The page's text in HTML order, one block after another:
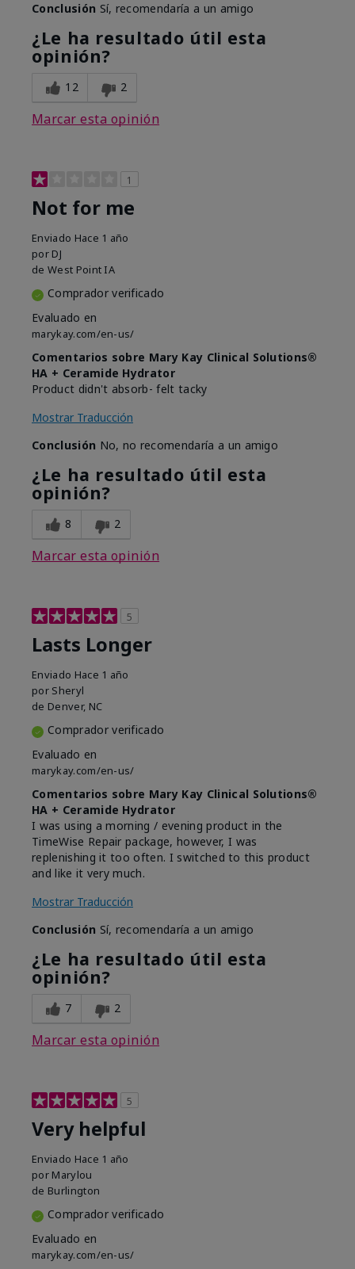
Conclusión Sí, recomendaría a un amigo
¿Le ha resultado útil esta
opinión?
12 2
Marcar esta opinión
1
Not for me
Enviado Hace 1 año
por DJ
de West Point IA
Comprador verificado
Evaluado en
marykay.com/en-us/
Comentarios sobre Mary Kay Clinical Solutions®
HA + Ceramide Hydrator
Product didn't absorb- felt tacky
Mostrar Traducción
Conclusión No, no recomendaría a un amigo
¿Le ha resultado útil esta
opinión?
8 2
Marcar esta opinión
5
Lasts Longer
Enviado Hace 1 año
por Sheryl
de Denver, NC
Comprador verificado
Evaluado en
marykay.com/en-us/
Comentarios sobre Mary Kay Clinical Solutions®
HA + Ceramide Hydrator
I was using a morning / evening product in the
TimeWise Repair package, however, I was
replenishing it too often. I switched to this product
and like it very much.
Mostrar Traducción
Conclusión Sí, recomendaría a un amigo
¿Le ha resultado útil esta
opinión?
7 2
Marcar esta opinión
5
Very helpful
Enviado Hace 1 año
por Marylou
de Burlington
Comprador verificado
Evaluado en
marykay.com/en-us/